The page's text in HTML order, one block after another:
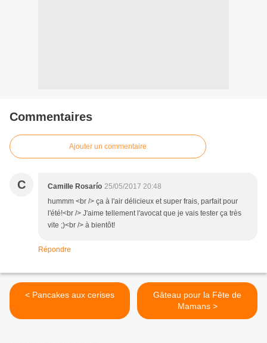
Commentaires
Ajouter un commentaire
C Camille Rosarío 25/05/2017 20:48
hummm <br /> ça à l'air délicieux et super frais, parfait pour
l'été!<br /> J'aime tellement l'avocat que je vais tester ça très
vite ;)<br /> à bientôt!
Répondre
< Pancakes aux cerises
Gâteau pour la Fête de
Mamans >